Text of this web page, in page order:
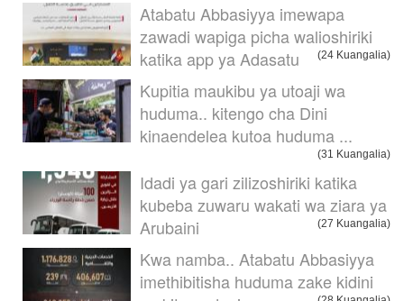
Atabatu Abbasiyya imewapa
zawadi wapiga picha walioshiriki
katika app ya Adasatu
(24 Kuangalia)
Kupitia maukibu ya utoaji wa
huduma.. kitengo cha Dini
kinaendelea kutoa huduma ...
(31 Kuangalia)
Idadi ya gari zilizoshiriki katika
kubeba zuwaru wakati wa ziara ya
Arubaini
(27 Kuangalia)
Kwa namba.. Atabatu Abbasiyya
imethibitisha huduma zake kidini